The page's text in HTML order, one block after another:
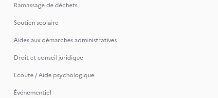
Ramassage de déchets
Soutien scolaire
Aides aux démarches administratives
Droit et conseil juridique
Ecoute / Aide psychologique
Événementiel